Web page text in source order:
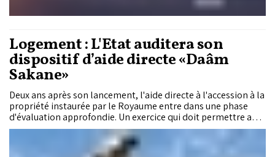
Logement : L'État auditera son
dispositif d’aide directe «Daâm
Sakane»
Deux ans après son lancement, l'aide directe à l'accession à la
propriété instaurée par le Royaume entre dans une phase
d'évaluation approfondie. Un exercice qui doit permettre au
département de l’Habitat de mesurer les effets réels du
programme sur les ménages, le marché immobilier et
l'économie nationale, et d'en dessiner l'avenir au-delà de